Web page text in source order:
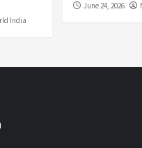
India
June 24, 2026